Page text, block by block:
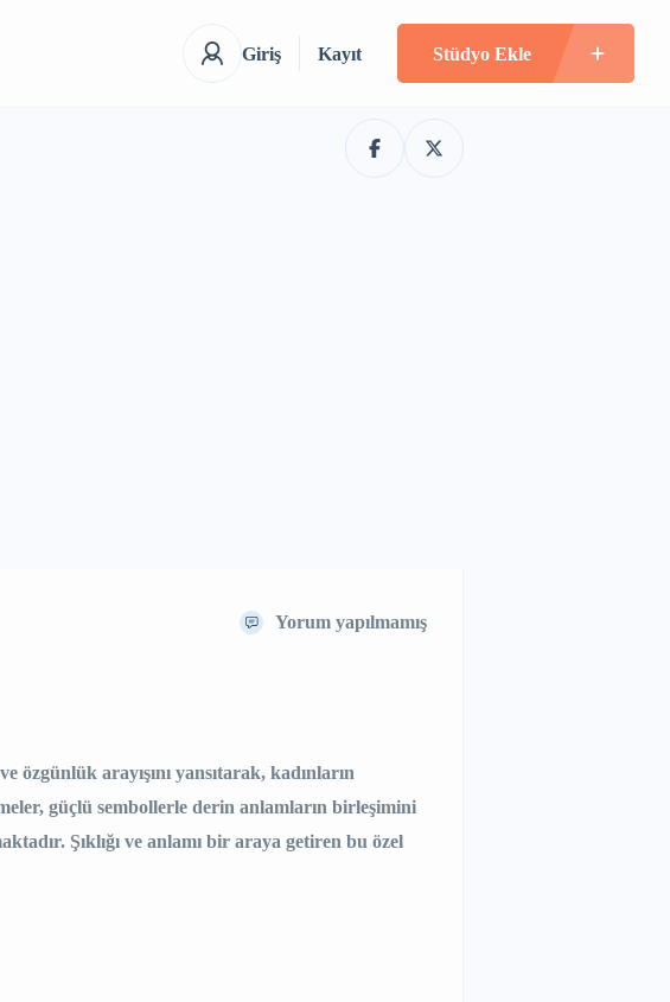
Giriş Kayıt Stüdyo Ekle
Yorum yapılmamış
arayışını yansıtarak, kadınların
güçlü sembollerle derin anlamların birleşimini
Şıklığı ve anlamı bir araya getiren bu özel